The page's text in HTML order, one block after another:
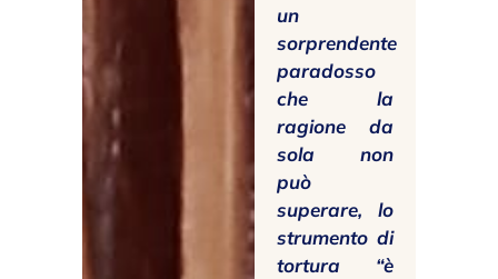
un
sorprendente
paradosso
che la
ragione da
sola non
può
superare, lo
strumento di
tortura “è